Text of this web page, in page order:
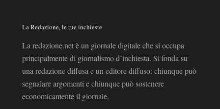
La Redazione, le tue inchieste
La redazione.net è un giornale digitale che si occupa
principalmente di giornalismo d’inchiesta. Si fonda su
una redazione diffusa e un editore diffuso: chiunque può
segnalare argomenti e chiunque può sostenere
economicamente il giornale.